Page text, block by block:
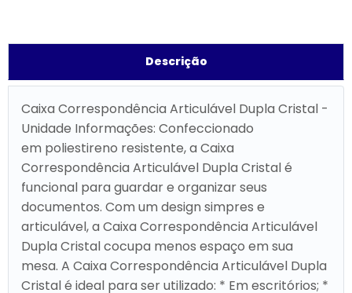
Descrição
Caixa Correspondência Articulável Dupla Cristal -
Unidade Informações: Confeccionado
em poliestireno resistente, a Caixa
Correspondência Articulável Dupla Cristal é
funcional para guardar e organizar seus
documentos. Com um design simpres e
articulável, a Caixa Correspondência Articulável
Dupla Cristal cocupa menos espaço em sua
mesa. A Caixa Correspondência Articulável Dupla
Cristal é ideal para ser utilizado: * Em escritórios; *